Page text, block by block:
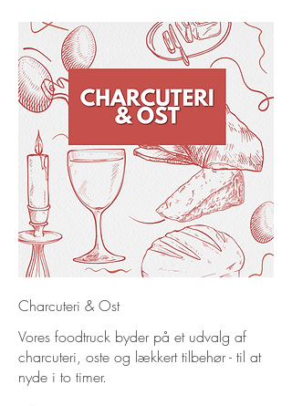
Charcuteri & Ost
Vores foodtruck byder på et udvalg af
charcuteri, oste og lækkert tilbehør - til at
nyde i to timer.